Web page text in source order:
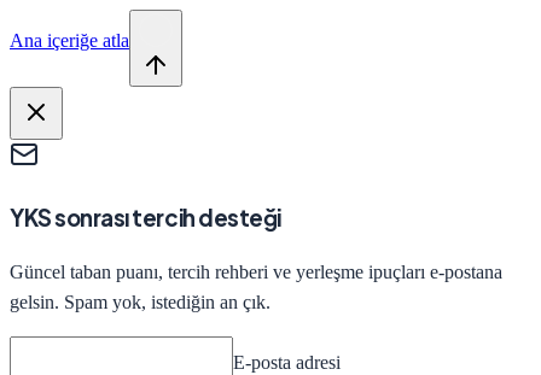
Ana içeriğe atla
YKS sonrası tercih desteği
Güncel taban puanı, tercih rehberi ve yerleşme ipuçları e-postana
gelsin. Spam yok, istediğin an çık.
E-posta adresi